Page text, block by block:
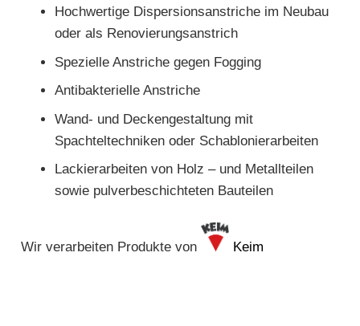
Hochwertige Dispersionsanstriche im Neubau
oder als Renovierungsanstrich
Spezielle Anstriche gegen Fogging
Antibakterielle Anstriche
Wand- und Deckengestaltung mit
Spachteltechniken oder Schablonierarbeiten
Lackierarbeiten von Holz – und Metallteilen
sowie pulverbeschichteten Bauteilen
Wir verarbeiten Produkte von Keim